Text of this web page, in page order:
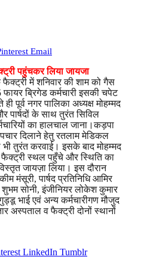
Email
पहुंचकर लिया जायजा
में शनिवार की शाम को गैस
ब्रिगेड कर्मचारी इसकी चपेट
पूर्व नगर पालिका अध्यक्ष मोहम्मद
पार्षदों के साथ तुरंत सिविल
का हालचाल जाना।कड़पा
दिलाने हेतु रतलाम मेडिकल
तुरंत करवाई। इसके बाद मोहम्मद
स्थल पहुँचे और स्थिति का
जायज़ा लिया। इस दौरान
मंसूरी, पार्षद प्रतिनिधि आमिर
सोनी, इंजीनियर लोकेश कुमार
भाई एवं अन्य कर्मचारीगण मौजुद
अस्पताल व फैक्ट्री दोनों स्थानों
LinkedIn Tumblr